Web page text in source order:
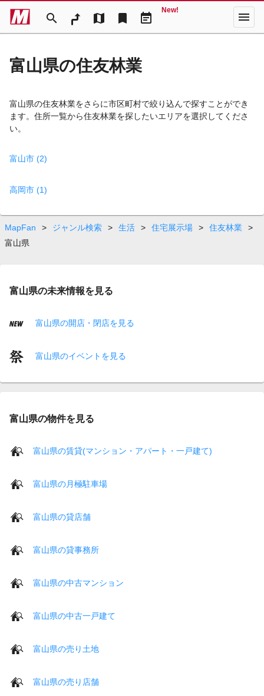
search map bookmark event_note
New! menu
富山県の住友林業
富山県の住友林業をさらに市区町村で絞り込んで探すことができ
ます。住所一覧から住友林業を探したいエリアを選択してくださ
い。
富山市 (2)
高岡市 (1)
MapFan > ジャンル検索 > 生活 > 住宅展示場 > 住友林業
>
富山県
富山県の未来情報を見る
富山県の開店・閉店を見る
富山県のイベントを見る
富山県の物件を見る
富山県の賃貸(マンション・アパート・一戸建て)
富山県の月極駐車場
富山県の貸店舗
富山県の貸事務所
富山県の中古マンション
富山県の中古一戸建て
富山県の売り土地
富山県の売り店舗